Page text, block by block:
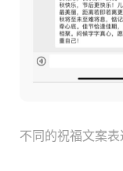
不同的祝福文案